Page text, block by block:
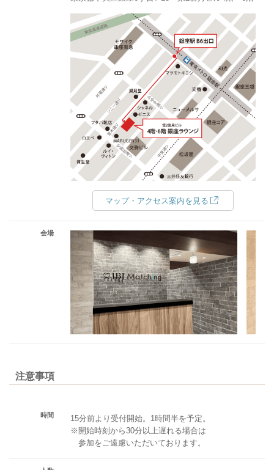
マップ・アクセス案内を見る
会場
注意事項
時間
15分前より受付開始。1時間半を予定。
※開始時刻から30分以上遅れる場合は
参加をご遠慮いただいております。